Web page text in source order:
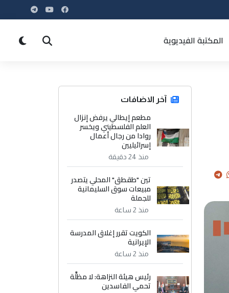
المكتبة الفيديوية
آخر الاضافات
مطعم إيطالي يرفض إنزال
العلم الفلسطيني ويخسر
روادا من رجال أعمال
إسرائيليين
منذ 24 دقيقة
تين "طقطق" المحلي يتصدر
مبيعات سوق السليمانية
للجملة
منذ 2 ساعة
الكويت تقرر إغلاق المدرسة
الإيرانية
منذ 2 ساعة
رئيس هيئة النزاهة: لا مظلَّة
تحمي الفاسدين